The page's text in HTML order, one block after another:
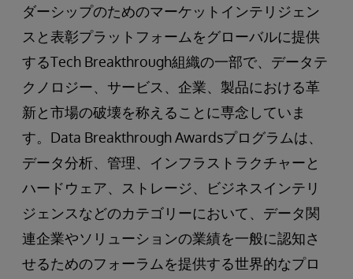
ダーシップのためのマーケットインテリジェン
スと表彰プラットフォームをグローバルに提供
するTech Breakthrough組織の一部で、データテ
クノロジー、サービス、企業、製品における革
新と市場の破壊を称えることに専念していま
す。Data Breakthrough Awardsプログラムは、
データ分析、管理、インフラストラクチャーと
ハードウェア、ストレージ、ビジネスインテリ
ジェンスなどのカテゴリーにおいて、データ関
連企業やソリューションの業績を一般に認知さ
せるためのフォーラムを提供する世界的なプロ